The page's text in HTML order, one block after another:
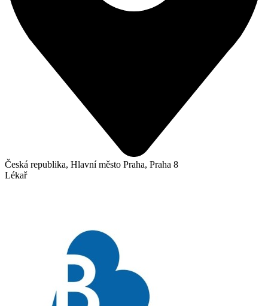
Česká republika, Hlavní město Praha, Praha 8
Lékař